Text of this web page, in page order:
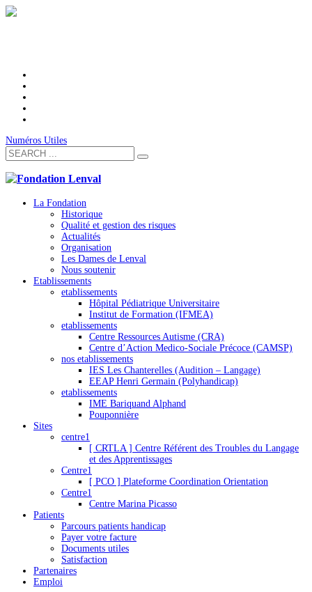
Numéros Utiles
La Fondation
Historique
Qualité et gestion des risques
Actualités
Organisation
Les Dames de Lenval
Nous soutenir
Etablissements
etablissements
Hôpital Pédiatrique Universitaire
Institut de Formation (IFMEA)
etablissements
Centre Ressources Autisme (CRA)
Centre d’Action Medico-Sociale Précoce (CAMSP)
nos etablissements
IES Les Chanterelles (Audition – Langage)
EEAP Henri Germain (Polyhandicap)
etablissements
IME Bariquand Alphand
Pouponnière
Sites
centre1
[ CRTLA ] Centre Référent des Troubles du Langage
et des Apprentissages
Centre1
[ PCO ] Plateforme Coordination Orientation
Centre1
Centre Marina Picasso
Patients
Parcours patients handicap
Payer votre facture
Documents utiles
Satisfaction
Partenaires
Emploi